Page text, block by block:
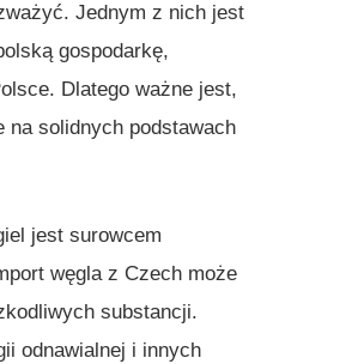
Jednym z nich jest
gospodarkę,
Dlatego ważne jest,
na solidnych podstawach
jest surowcem
węgla z Czech może
substancji.
odnawialnej i innych